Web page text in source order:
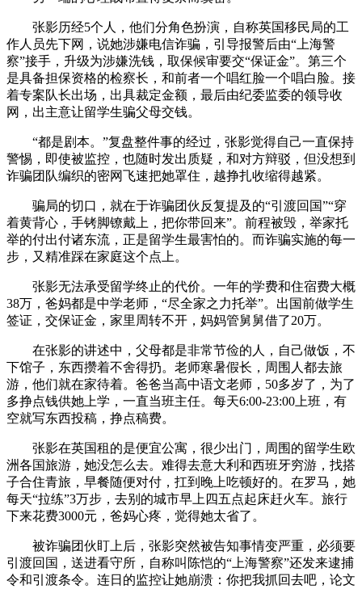
张影历经5个人，他们分角色扮演，自称英国移民局的工
作人员先下网，说她涉嫌电信诈骗，引导报警后由“上海警
察”接手，升级为涉嫌洗钱，取保候审要交“保证金”。第三个
是具备担保资格的检察长，和前者一个唱红脸一个唱白脸。接
着专案队长出场，出具裁定金额，最后由纪委监委的领导收
网，出主意让留学生骗父母交钱。
“都是剧本。”复盘整件事的经过，张影觉得自己一直保持
警惕，即使被监控，也随时发出质疑，和对方辩驳，但没想到
诈骗团队编织的密网飞速把她罩住，越挣扎收缩得越紧。
骗局的切口，就在于诈骗团伙反复提及的“引渡回国”“穿
着黄背心，手铐脚镣戴上，把你带回来”。前程被毁，举家托
举的付出付诸东流，正是留学生最害怕的。而诈骗实施的每一
步，又精准踩在家庭这个点上。
张影无法承受留学终止的代价。一年的学费和住宿费大概
38万，爸妈都是中学老师，“尽全家之力托举”。出国前做学生
签证，交保证金，家里周转不开，妈妈管舅舅借了20万。
在张影的讲述中，父母都是非常节俭的人，自己做饭，不
下馆子，东西攒着不舍得扔。老师寒暑假长，周围人都去旅
游，他们就在家待着。爸爸当高中语文老师，50多岁了，为了
多挣点钱供她上学，一直当班主任。每天6:00-23:00上班，有
空就写东西投稿，挣点稿费。
张影在英国租的是便宜公寓，很少出门，周围的留学生欧
洲各国旅游，她没怎么去。难得去意大利和西班牙穷游，找搭
子合住青旅，早餐随便对付，扛到晚上吃顿好的。在罗马，她
每天“拉练”3万步，去别的城市早上四五点起床赶火车。旅行
下来花费3000元，爸妈心疼，觉得她太省了。
被诈骗团伙盯上后，张影突然被告知事情变严重，必须要
引渡回国，送进看守所，自称叫陈恺的“上海警察”还发来逮捕
令和引渡条令。连日的监控让她崩溃：你把我抓回去吧，论文